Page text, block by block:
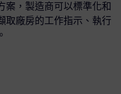
案，製造商可以標準化和
取廠房的工作指示、執行